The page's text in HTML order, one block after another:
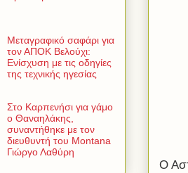
Ο
Μεταγραφικό σαφάρι για
τον ΑΠΟΚ Βελούχι:
Ενίσχυση με τις οδηγίες
της τεχνικής ηγεσίας
Στο Καρπενήσι για γάμο
ο Θαναηλάκης,
συναντήθηκε με τον
διευθυντή του Montana
Γιώργο Λαθύρη